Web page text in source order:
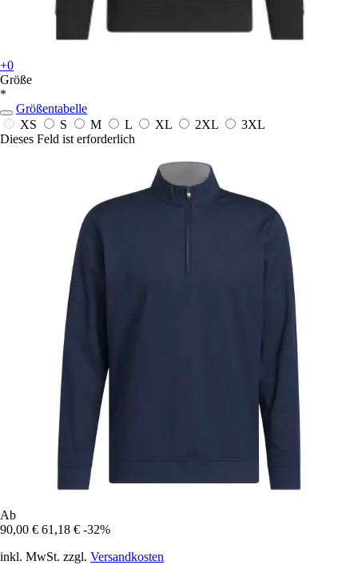
+0
Größe
*
Größentabelle
XS
S M L XL 2XL
3XL
Dieses Feld ist erforderlich
Ab
90,00 € 61,18 € -32%
inkl. MwSt. zzgl. Versandkosten